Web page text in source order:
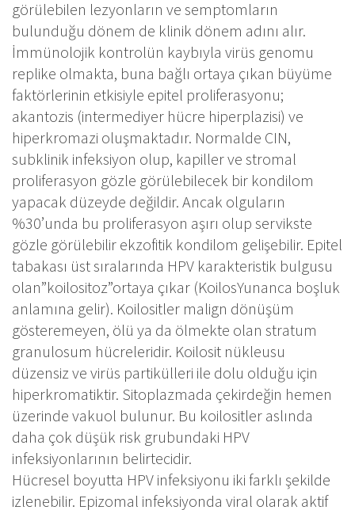
görülebilen lezyonların ve semptomların
bulunduğu dönem de klinik dönem adını alır.
İmmünolojik kontrolün kaybıyla virüs genomu
replike olmakta, buna bağlı ortaya çıkan büyüme
faktörlerinin etkisiyle epitel proliferasyonu;
akantozis (intermediyer hücre hiperplazisi) ve
hiperkromazi oluşmaktadır. Normalde CIN,
subklinik infeksiyon olup, kapiller ve stromal
proliferasyon gözle görülebilecek bir kondilom
yapacak düzeyde değildir. Ancak olguların
%30’unda bu proliferasyon aşırı olup servikste
gözle görülebilir ekzofitik kondilom gelişebilir. Epitel
tabakası üst sıralarında HPV karakteristik bulgusu
olan”koilositoz”ortaya çıkar (KoilosYunanca boşluk
anlamına gelir). Koilositler malign dönüşüm
gösteremeyen, ölü ya da ölmekte olan stratum
granulosum hücreleridir. Koilosit nükleusu
düzensiz ve virüs partikülleri ile dolu olduğu için
hiperkromatiktir. Sitoplazmada çekirdeğin hemen
üzerinde vakuol bulunur. Bu koilositler aslında
daha çok düşük risk grubundaki HPV
infeksiyonlarının belirtecidir.
Hücresel boyutta HPV infeksiyonu iki farklı şekilde
izlenebilir. Epizomal infeksiyonda viral olarak aktif